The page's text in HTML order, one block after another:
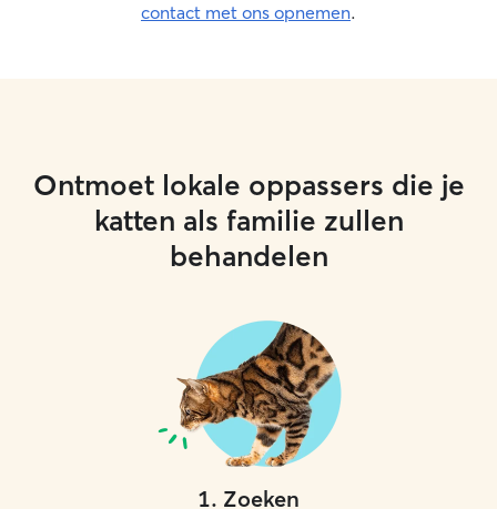
contact met ons opnemen.
Ontmoet lokale oppassers die je
katten als familie zullen
behandelen
1. Zoeken